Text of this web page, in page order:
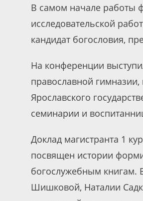
В самом начале работы
исследовательской
кандидат богословия,
На конференции
православной
Ярославского
семинарии и
Доклад магистранта 1
посвящен истории
богослужебным книгам.
Шишковой, Наталии